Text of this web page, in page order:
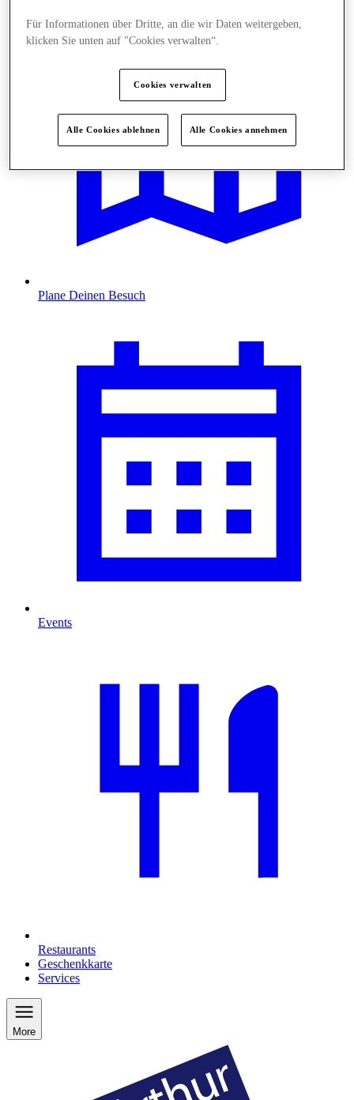
Plane Deinen Besuch
Events
Restaurants
Geschenkkarte
Services
More
Für Informationen über Dritte, an die wir Daten weitergeben,
klicken Sie unten auf "Cookies verwalten“.
Cookies verwalten
Alle Cookies ablehnen Alle Cookies annehmen